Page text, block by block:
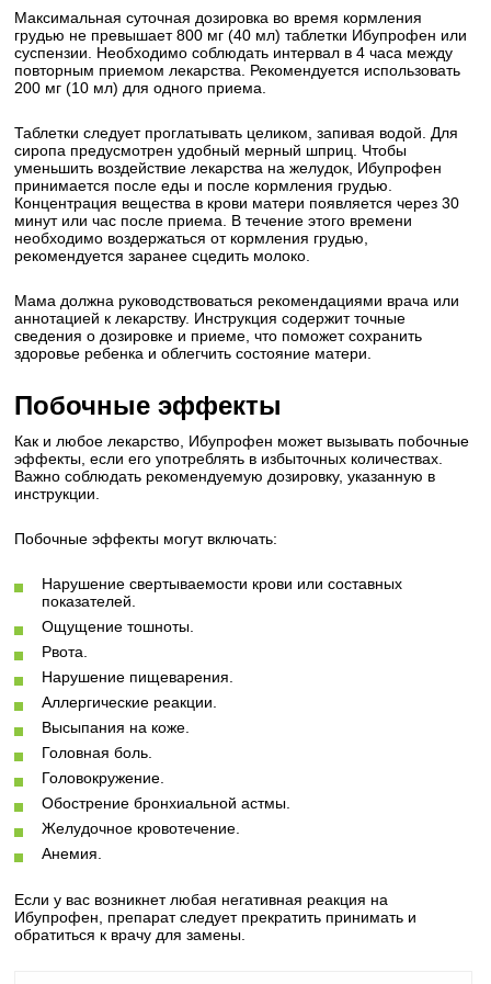
Максимальная суточная дозировка во время кормления
грудью не превышает 800 мг (40 мл) таблетки Ибупрофен или
суспензии. Необходимо соблюдать интервал в 4 часа между
повторным приемом лекарства. Рекомендуется использовать
200 мг (10 мл) для одного приема.
Таблетки следует проглатывать целиком, запивая водой. Для
сиропа предусмотрен удобный мерный шприц. Чтобы
уменьшить воздействие лекарства на желудок, Ибупрофен
принимается после еды и после кормления грудью.
Концентрация вещества в крови матери появляется через 30
минут или час после приема. В течение этого времени
необходимо воздержаться от кормления грудью,
рекомендуется заранее сцедить молоко.
Мама должна руководствоваться рекомендациями врача или
аннотацией к лекарству. Инструкция содержит точные
сведения о дозировке и приеме, что поможет сохранить
здоровье ребенка и облегчить состояние матери.
Побочные эффекты
Как и любое лекарство, Ибупрофен может вызывать побочные
эффекты, если его употреблять в избыточных количествах.
Важно соблюдать рекомендуемую дозировку, указанную в
инструкции.
Побочные эффекты могут включать:
Нарушение свертываемости крови или составных
показателей.
Ощущение тошноты.
Рвота.
Нарушение пищеварения.
Аллергические реакции.
Высыпания на коже.
Головная боль.
Головокружение.
Обострение бронхиальной астмы.
Желудочное кровотечение.
Анемия.
Если у вас возникнет любая негативная реакция на
Ибупрофен, препарат следует прекратить принимать и
обратиться к врачу для замены.